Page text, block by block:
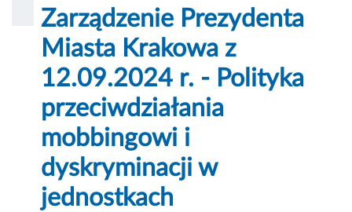
Zarządzenie Prezydenta
Miasta Krakowa z
12.09.2024 r. - Polityka
przeciwdziałania
mobbingowi i
dyskryminacji w
jednostkach